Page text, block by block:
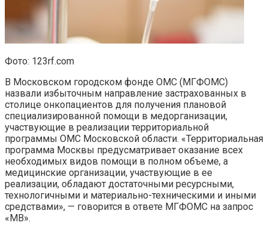
Фото: 123rf.com
В Московском городском фонде ОМС (МГФОМС)
назвали избыточным направление застрахованных в
столице онкопациентов для получения плановой
специализированной помощи в медорганизации,
участвующие в реализации территориальной
программы ОМС Московской области. «Территориальная
программа Москвы предусматривает оказание всех
необходимых видов помощи в полном объеме, а
медицинские организации, участвующие в ее
реализации, обладают достаточными ресурсными,
технологичными и материально-техническими и иными
средствами», — говорится в ответе МГФОМС на запрос
«МВ».